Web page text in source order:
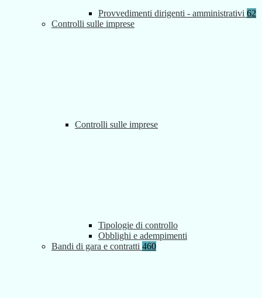
Provvedimenti dirigenti - amministrativi 62
Controlli sulle imprese
Controlli sulle imprese
Tipologie di controllo
Obblighi e adempimenti
Bandi di gara e contratti 460